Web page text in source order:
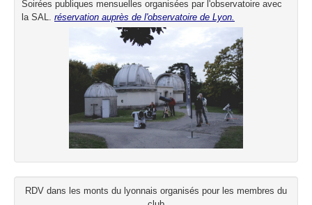
Soirées publiques mensuelles organisées par l'observatoire avec
la SAL. réservation auprès de l'observatoire de Lyon.
RDV dans les monts du lyonnais organisés pour les membres du